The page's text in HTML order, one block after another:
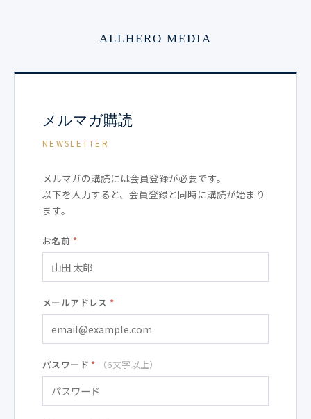
ALLHERO MEDIA
メルマガ購読
NEWSLETTER
メルマガの購読には会員登録が必要です。
以下を入力すると、会員登録と同時に購読が始まり
ます。
お名前 *
メールアドレス *
パスワード * （6文字以上）